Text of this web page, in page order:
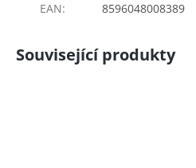
EAN: 8596048008389
Související produkty